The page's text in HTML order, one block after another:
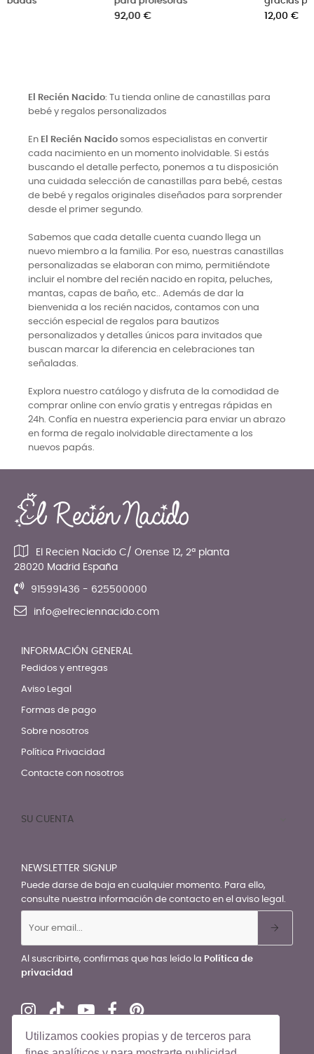
Utilizamos cookies propias y de terceros para
Precio
72,00 € Precio
92,00
El Recién Nacido: Tu tienda online de canastillas para
bebé y regalos personalizados
En El Recién Nacido somos especialistas en convertir
cada nacimiento en un momento inolvidable. Si estás
buscando el detalle perfecto, ponemos a tu disposición
una cuidada selección de canastillas para bebé, cestas
de bebé y regalos originales diseñados para sorprender
desde el primer segundo.
Sabemos que cada detalle cuenta cuando llega un
nuevo miembro a la familia. Por eso, nuestras canastillas
personalizadas se elaboran con mimo, permitiéndote
incluir el nombre del recién nacido en ropita, peluches,
mantas, capas de baño, etc.. Además de dar la
bienvenida a los recién nacidos, contamos con una
sección especial de regalos para bautizos
personalizados y detalles únicos para invitados que
buscan marcar la diferencia en celebraciones tan
señaladas.
Explora nuestro catálogo y disfruta de la comodidad de
comprar online con envío gratis y entregas rápidas en
24h. Confía en nuestra experiencia para enviar un abrazo
en forma de regalo inolvidable directamente a los
nuevos papás.
El Recien Nacido C/ Orense 12, 2ª planta
28020 Madrid España
915991436 - 625500000
info@elreciennacido.com
INFORMACIÓN GENERAL
Pedidos y entregas
Aviso Legal
Formas de pago
Sobre nosotros
Política Privacidad
Contacte con nosotros
SU CUENTA
NEWSLETTER SIGNUP
Puede darse de baja en cualquier momento. Para ello,
consulte nuestra información de contacto en el aviso legal.
Al suscribirte, confirmas que has leído la Política de
privacidad